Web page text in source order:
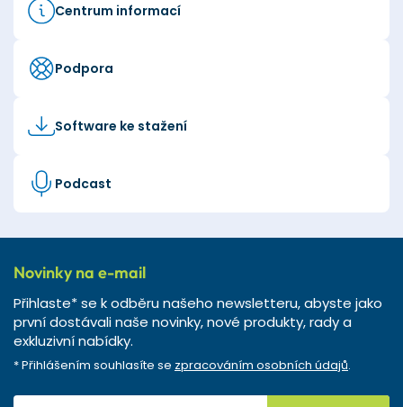
Centrum informací
Podpora
Software ke stažení
Podcast
Novinky na e-mail
Přihlaste* se k odběru našeho newsletteru, abyste jako
první dostávali naše novinky, nové produkty, rady a
exkluzivní nabídky.
* Přihlášením souhlasíte se zpracováním osobních údajů.